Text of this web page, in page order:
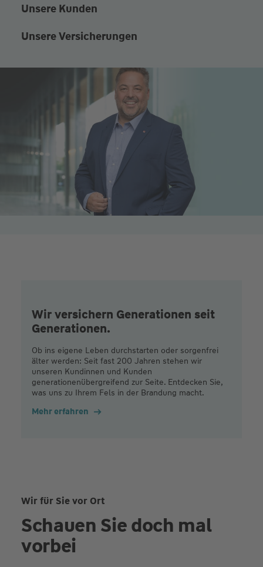
Unsere Kunden
Unsere Versicherungen
Wir versichern Generationen seit
Generationen.
Ob ins eigene Leben durchstarten oder sorgenfrei
älter werden: Seit fast 200 Jahren stehen wir
unseren Kundinnen und Kunden
generationenübergreifend zur Seite. Entdecken Sie,
was uns zu Ihrem Fels in der Brandung macht.
Mehr erfahren
Wir für Sie vor Ort
Schauen Sie doch mal
vorbei